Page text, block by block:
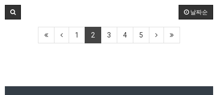
날짜순
1 2 3 4 5